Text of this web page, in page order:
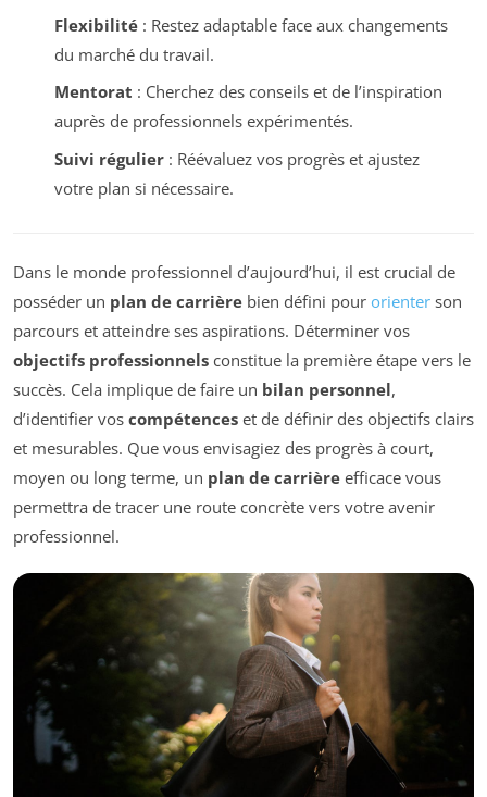
Flexibilité: Restez adaptable face aux changements
du marché du travail.
Mentorat : Cherchez des conseils et de l’inspiration
auprès de professionnels expérimentés.
Suivi régulier: Réévaluez vos progrès et ajustez
votre plan si nécessaire.
Dans le monde professionnel d’aujourd’hui, il est crucial de
posséder un plan de carrière bien défini pour orienter son
parcours et atteindre ses aspirations. Déterminer vos
objectifs professionnels constitue la première étape vers le
succès. Cela implique de faire un bilan personnel,
d’identifier vos compétences et de définir des objectifs clairs
et mesurables. Que vous envisagiez des progrès à court,
moyen ou long terme, un plan de carrière efficace vous
permettra de tracer une route concrète vers votre avenir
professionnel.